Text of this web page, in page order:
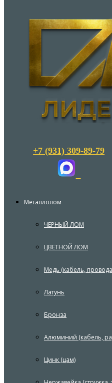
+7 (931) 309-89-79
Металлолом
ЧЕРНЫЙ ЛОМ
ЦВЕТНОЙ ЛОМ
Медь (кабель,
Латунь
Бронза
Алюминий (кабель,
Цинк (цам)